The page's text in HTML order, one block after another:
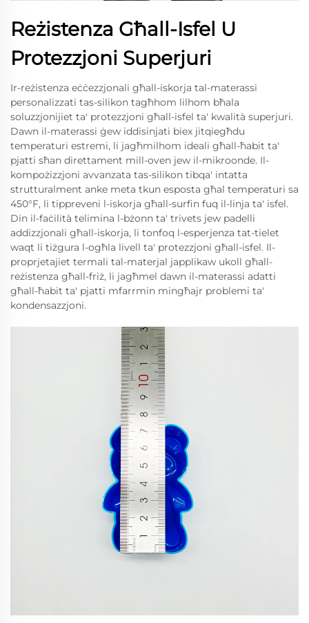
Reżistenza Għall-Isfel U
Protezzjoni Superjuri
Ir-reżistenza eċċezzjonali għall-iskorja tal-materassi
personalizzati tas-silikon tagħhom lilhom bħala
soluzzjonijiet ta' protezzjoni għall-isfel ta' kwalità superjuri.
Dawn il-materassi ġew iddisinjati biex jitqiegħdu
temperaturi estremi, li jagħmilhom ideali għall-ħabit ta'
pjatti sħan direttament mill-oven jew il-mikroonde. Il-
kompożizzjoni avvanzata tas-silikon tibqa' intatta
strutturalment anke meta tkun esposta għal temperaturi sa
450°F, li tippreveni l-iskorja għall-surfin fuq il-linja ta' isfel.
Din il-faċilità telimina l-bżonn ta' trivets jew padelli
addizzjonali għall-iskorja, li tonfoq l-esperjenza tat-tielet
waqt li tiżgura l-ogħla livell ta' protezzjoni għall-isfel. Il-
proprjetajiet termali tal-materjal japplikaw ukoll għall-
reżistenza għall-friż, li jagħmel dawn il-materassi adatti
għall-ħabit ta' pjatti mfarrmin mingħajr problemi ta'
kondensazzjoni.